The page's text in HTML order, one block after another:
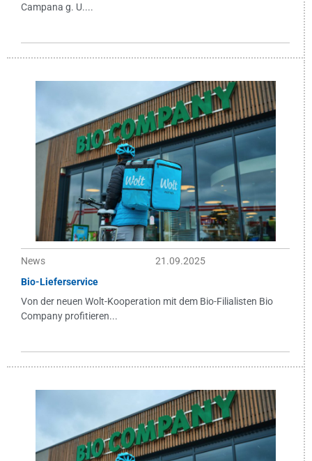
Campana g. U....
News
21.09.2025
Bio-Lieferservice
Von der neuen Wolt-Kooperation mit dem Bio-Filialisten Bio
Company profitieren...